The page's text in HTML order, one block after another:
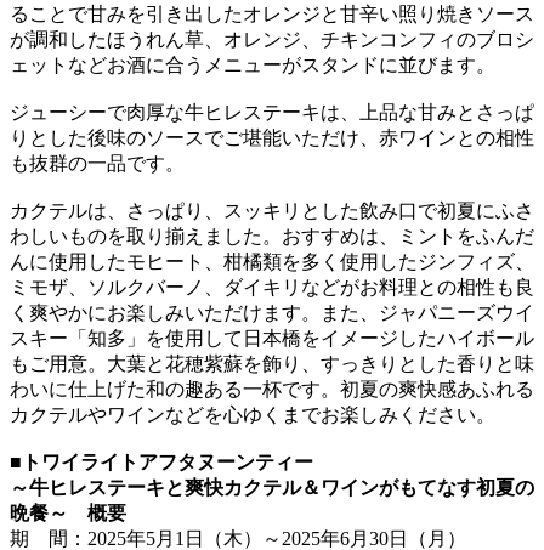
ることで甘みを引き出したオレンジと甘辛い照り焼きソース
が調和したほうれん草、オレンジ、チキンコンフィのブロシ
ェットなどお酒に合うメニューがスタンドに並びます。
ジューシーで肉厚な牛ヒレステーキは、上品な甘みとさっぱ
りとした後味のソースでご堪能いただけ、赤ワインとの相性
も抜群の一品です。
カクテルは、さっぱり、スッキリとした飲み口で初夏にふさ
わしいものを取り揃えました。おすすめは、ミントをふんだ
んに使用したモヒート、柑橘類を多く使用したジンフィズ、
ミモザ、ソルクバーノ、ダイキリなどがお料理との相性も良
く爽やかにお楽しみいただけます。また、ジャパニーズウイ
スキー「知多」を使用して日本橋をイメージしたハイボール
もご用意。大葉と花穂紫蘇を飾り、すっきりとした香りと味
わいに仕上げた和の趣ある一杯です。初夏の爽快感あふれる
カクテルやワインなどを心ゆくまでお楽しみください。
■トワイライトアフタヌーンティー
～牛ヒレステーキと爽快カクテル＆ワインがもてなす初夏の
晩餐～ 概要
期 間：2025年5月1日（木）～2025年6月30日（月）